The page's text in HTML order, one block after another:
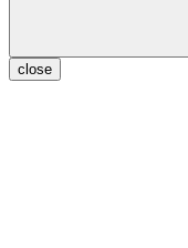
close